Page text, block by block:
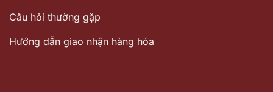
Câu hỏi thường gặp
Hướng dẫn giao nhận hàng hóa